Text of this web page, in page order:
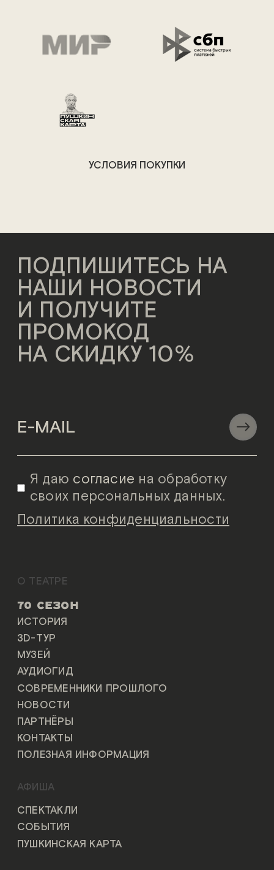
УСЛОВИЯ ПОКУПКИ
ПОДПИШИТЕСЬ НА
НАШИ НОВОСТИ
И ПОЛУЧИТЕ
ПРОМОКОД
НА СКИДКУ 10%
Я даю согласие на обработку
своих персональных данных.
Политика конфиденциальности
О ТЕАТРЕ
70 СЕЗОН
ИСТОРИЯ
3D-ТУР
МУЗЕЙ
АУДИОГИД
СОВРЕМЕННИКИ ПРОШЛОГО
НОВОСТИ
ПАРТНЁРЫ
КОНТАКТЫ
ПОЛЕЗНАЯ ИНФОРМАЦИЯ
АФИША
СПЕКТАКЛИ
СОБЫТИЯ
ПУШКИНСКАЯ КАРТА